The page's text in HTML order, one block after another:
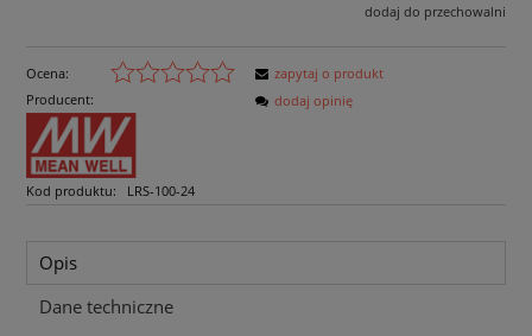
dodaj do przechowalni
Ocena:
Producent:
Kod produktu: LRS-100-24
zapytaj o produkt
dodaj opinię
Opis
Dane techniczne